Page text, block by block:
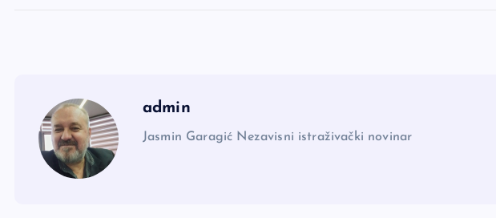
admin
Jasmin Garagić Nezavisni istraživački novinar